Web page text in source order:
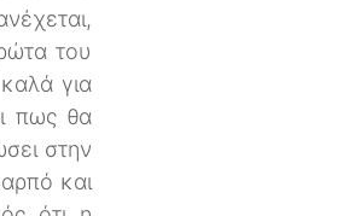
του
για
πως θα
στην
και